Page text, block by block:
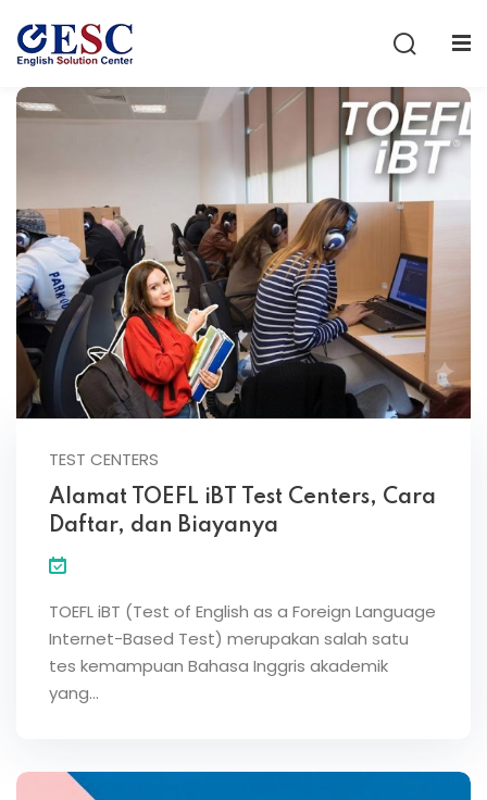
TEST CENTERS
Alamat TOEFL iBT Test Centers, Cara
Daftar, dan Biayanya
TOEFL iBT (Test of English as a Foreign Language
Internet-Based Test) merupakan salah satu
tes kemampuan Bahasa Inggris akademik
yang…
Sign in
Sign up
Remember me Lost your password?